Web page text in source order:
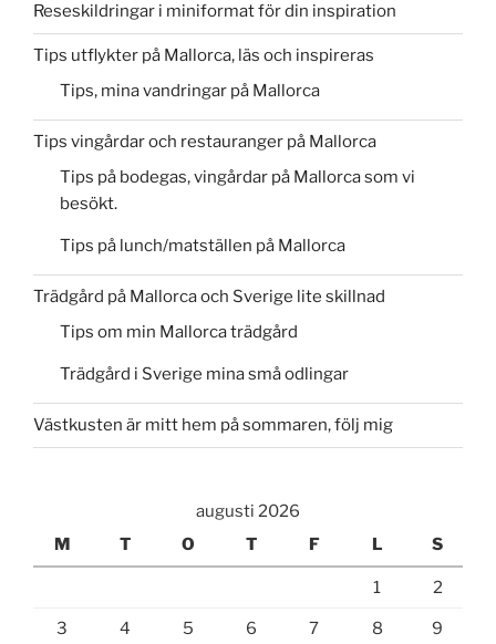
Reseskildringar i miniformat för din inspiration
Tips utflykter på Mallorca, läs och inspireras
Tips, mina vandringar på Mallorca
Tips vingårdar och restauranger på Mallorca
Tips på bodegas, vingårdar på Mallorca som vi
besökt.
Tips på lunch/matställen på Mallorca
Trädgård på Mallorca och Sverige lite skillnad
Tips om min Mallorca trädgård
Trädgård i Sverige mina små odlingar
Västkusten är mitt hem på sommaren, följ mig
augusti 2026
M
T O T F L S
1 2
3 4 5 6 7 8 9